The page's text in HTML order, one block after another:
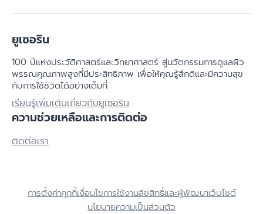
ยูเซอริน
100 ปีแห่งประวัติศาสตร์​และวิทยาศาสตร์ สู่นวัตกรรมการดูแลผิว
พรรณคุณภาพสูงที่มีประสิทธิภาพ เพื่อให้คุณรู้สึกดีและมีความสุข
กับการใช้ชิวิตได้อย่างเต็มที่
เรียนรู้เพิ่มเติมเกี่ยวกับยูเซอริน
ความช่วยเหลือและการติดต่อ
ติดต่อเรา
การตั้งค่าคุกกี้เงื่อนไขการใช้งานลิขสิทธิ์และผู้พัฒนาเว็บไซต์
นโยบายความเป็นส่วนตัว